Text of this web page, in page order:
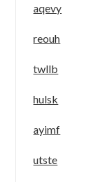
aqevy
reouh
twllb
hulsk
ayimf
utste